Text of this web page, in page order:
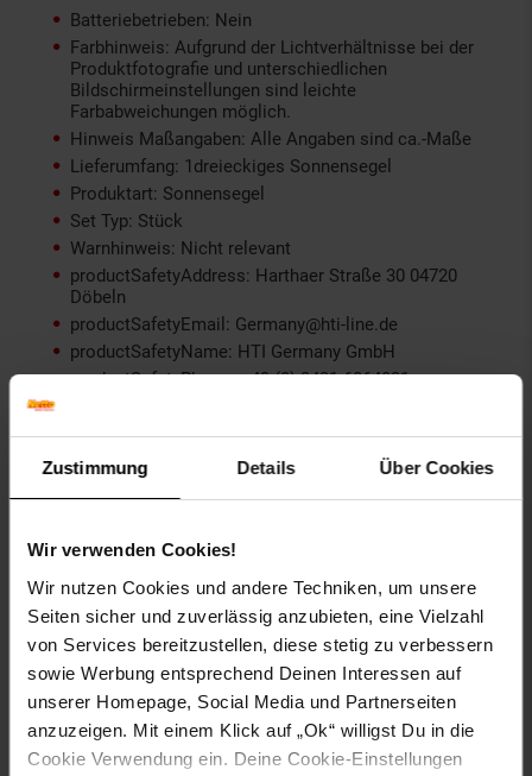
Zustimmung Details Über Cookies
Wir verwenden Cookies!
Wir nutzen Cookies und andere Techniken, um unsere
Seiten sicher und zuverlässig anzubieten, eine Vielzahl
von Services bereitzustellen, diese stetig zu verbessern
sowie Werbung entsprechend Deinen Interessen auf
unserer Homepage, Social Media und Partnerseiten
anzuzeigen. Mit einem Klick auf „Ok“ willigst Du in die
Cookie Verwendung ein. Deine Cookie-Einstellungen
Batteriebetrieben: Nein
Farbhinweis: Aufgrund der Lichtverhältnisse bei der
Produktfotografie und unterschiedlichen
Bildschirmeinstellungen sind leichte
Farbabweichungen möglich.
Hinweis Maßangaben: Alle Angaben sind ca.-Maße
Lieferumfang: 1dreieckiges Sonnensegel
Produktart: Sonnensegel
Set Typ: Stück
Warnhinweis: Nicht relevant
productSafetyAddress: Harthaer Straße 30 04720
Döbeln
productSafetyEmail: Germany@hti-line.de
productSafetyName: HTI Germany GmbH
productSafetyPhone: +49 (0) 3431 6064831
Set-Größe (Teile): 1-teilig
Geeignet für: Außenbereich
Farbe (außen): Beige
Artikelnummer: 2277043001
EAN: 4250648917086
Artikel gehört zur Kategorie: